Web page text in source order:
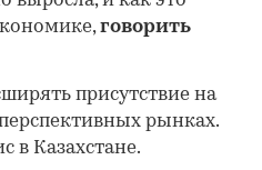
говорить
присутствие на
рынках.
в Казахстане.